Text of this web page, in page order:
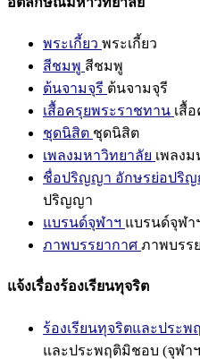
พระเกี้ยว พระเกี้ยว
สีชมพู สีชมพู
ต้นจามจุรี ต้นจามจุรี
เสื้อครุยพระราชทาน เสื้
ชุดนิสิต ชุดนิสิต
เพลงมหาวิทยาลัย เพลง
ชื่อปริญญา อักษรย่อปริ
ปริญญา
แบรนด์จุฬาฯ แบรนด์จุฬา
ภาพบรรยากาศ ภาพบรร
แจ้งเรื่องร้องเรียนทุจริต
ร้องเรียนทุจริตและประ
และประพฤติมิชอบ (จุฬา